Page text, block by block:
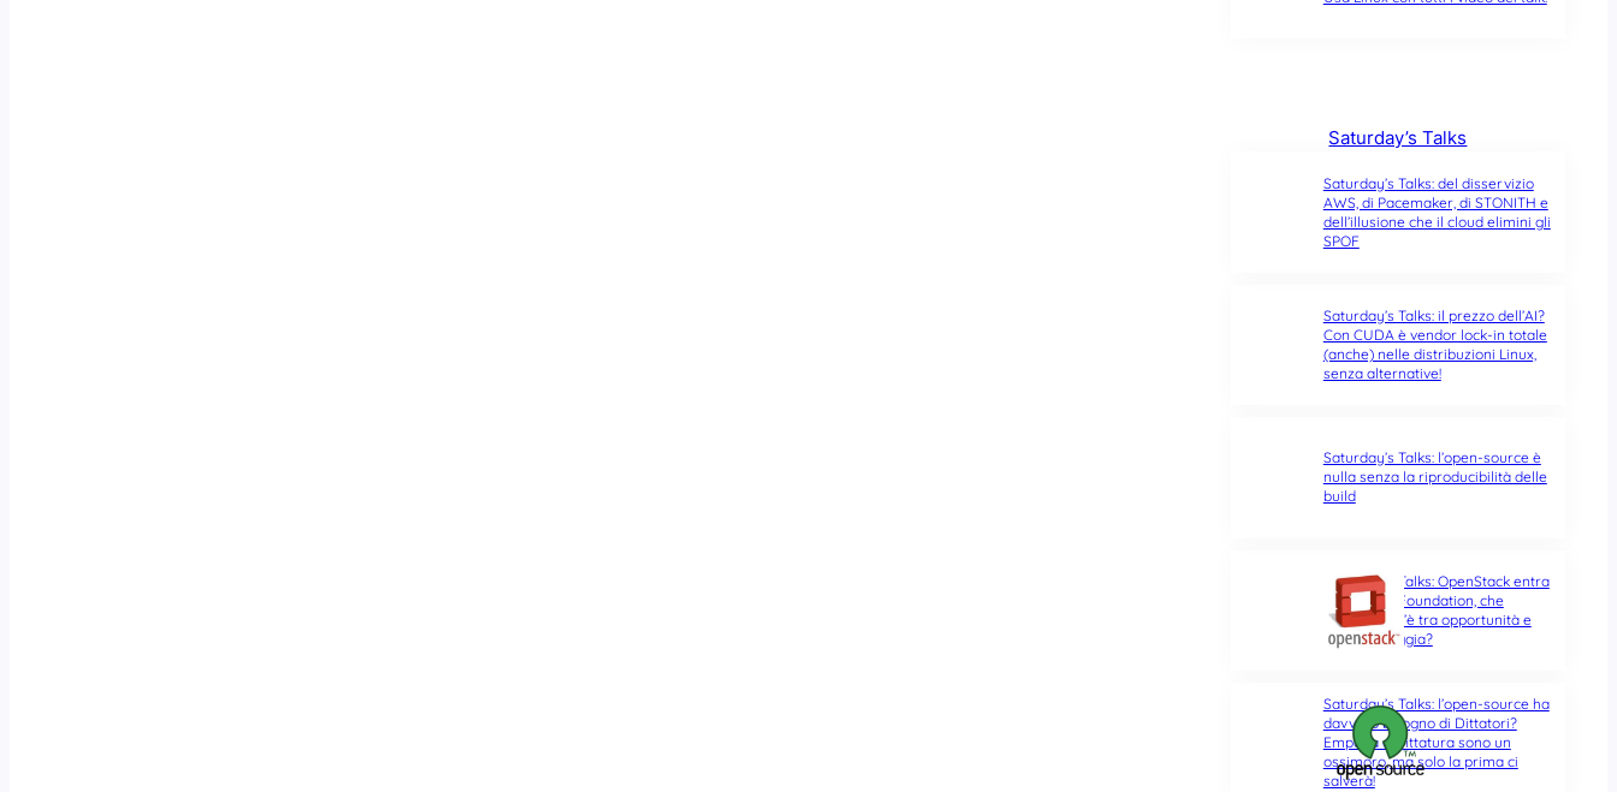
Saturday’s Talks
Saturday’s Talks: del disservizio
AWS, di Pacemaker, di STONITH e
dell’illusione che il cloud elimini gli
SPOF
Saturday’s Talks: il prezzo dell’AI?
Con CUDA è vendor lock-in totale
(anche) nelle distribuzioni Linux,
senza alternative!
Saturday’s Talks: l’open-source è
nulla senza la riproducibilità delle
build
Saturday’s Talks: OpenStack entra
nella Linux Foundation, che
differenza c’è tra opportunità e
ultima spiaggia?
Saturday’s Talks: l’open-source ha
davvero bisogno di Dittatori?
Empatia e Dittatura sono un
ossimoro, ma solo la prima ci
salverà!